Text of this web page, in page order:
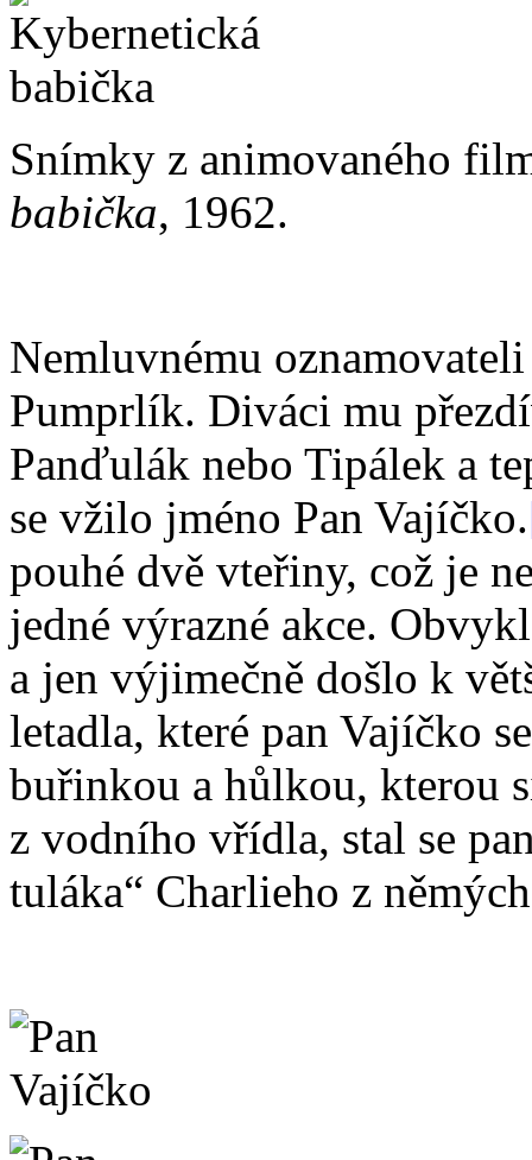
Snímky z animovaného
babička, 1962.
Nemluvnému
Pumprlík. Diváci mu
Panďulák nebo Tipálek a
se vžilo jméno Pan Vajíčko.
pouhé dvě vteřiny, což je
jedné výrazné akce.
a jen výjimečně došlo k
letadla, které pan Vajíčko
buřinkou a hůlkou, kterou
z vodního vřídla, stal se
tuláka“ Charlieho z